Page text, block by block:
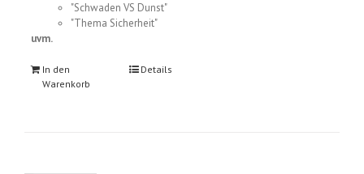
"Schwaden VS Dunst"
"Thema Sicherheit"
uvm.
In den
Warenkorb
Details